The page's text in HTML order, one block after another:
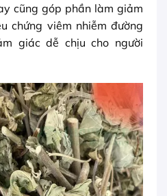
cũng góp phần làm giảm
chứng viêm nhiễm đường
giác dễ chịu cho người